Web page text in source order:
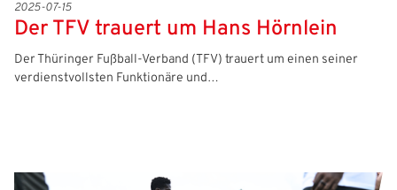
2025-07-15
Der TFV trauert um Hans Hörnlein
Der Thüringer Fußball-Verband (TFV) trauert um einen seiner
verdienstvollsten Funktionäre und…